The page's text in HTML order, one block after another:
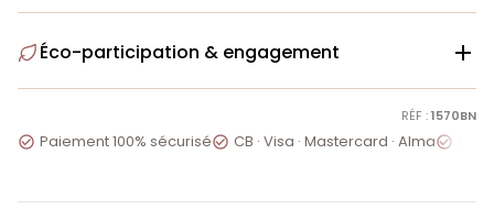
Éco-participation & engagement 
RÉF :1570BN
 Paiement 100% sécurisé CB · Visa · Mastercard · Alma